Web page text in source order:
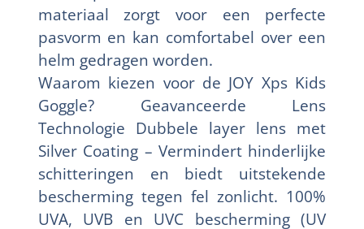
materiaal zorgt voor een perfecte
pasvorm en kan comfortabel over een
helm gedragen worden.
Waarom kiezen voor de JOY Xps Kids
Goggle? Geavanceerde Lens
Technologie Dubbele layer lens met
Silver Coating – Vermindert hinderlijke
schitteringen en biedt uitstekende
bescherming tegen fel zonlicht. 100%
UVA, UVB en UVC bescherming (UV